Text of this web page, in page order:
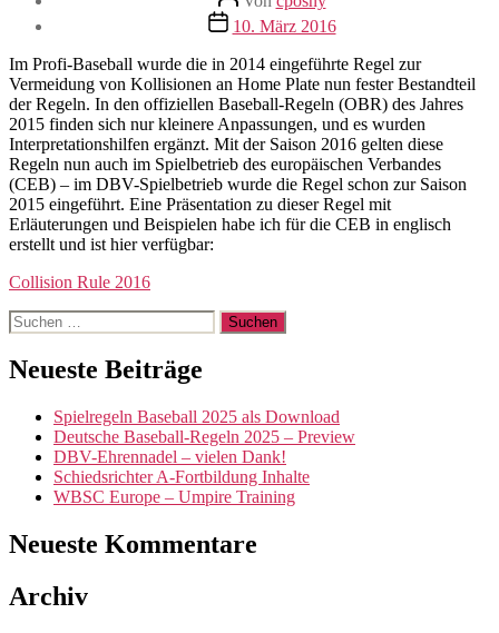
Veröffentlichungsdatum
10. März 2016
Im Profi-Baseball wurde die in 2014 eingeführte Regel zur
Vermeidung von Kollisionen an Home Plate nun fester Bestandteil
der Regeln. In den offiziellen Baseball-Regeln (OBR) des Jahres
2015 finden sich nur kleinere Anpassungen, und es wurden
Interpretationshilfen ergänzt. Mit der Saison 2016 gelten diese
Regeln nun auch im Spielbetrieb des europäischen Verbandes
(CEB) – im DBV-Spielbetrieb wurde die Regel schon zur Saison
2015 eingeführt. Eine Präsentation zu dieser Regel mit
Erläuterungen und Beispielen habe ich für die CEB in englisch
erstellt und ist hier verfügbar:
Collision Rule 2016
Suchen
nach:
Neueste Beiträge
Spielregeln Baseball 2025 als Download
Deutsche Baseball-Regeln 2025 – Preview
DBV-Ehrennadel – vielen Dank!
Schiedsrichter A-Fortbildung Inhalte
WBSC Europe – Umpire Training
Neueste Kommentare
Archiv